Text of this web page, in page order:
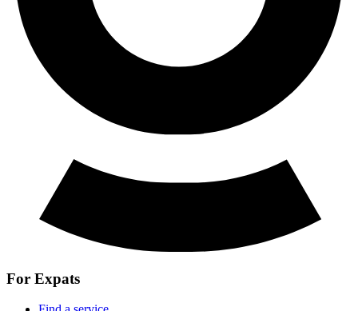
For Expats